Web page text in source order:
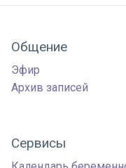
Общение
Эфир
Архив записей
Сервисы